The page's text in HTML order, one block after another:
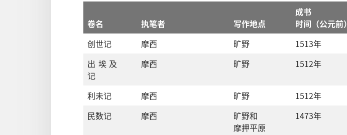
卷名 执笔者 写作地点
成书
时间 （公元前）
创世记
摩西 旷野 1513年
出埃及
记
摩西 旷野 1512年
利未记 摩西 旷野 1512年
民数记
摩西 旷野和
摩押平原
1473年